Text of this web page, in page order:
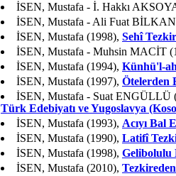
İSEN, Mustafa - İ. Hakkı
İSEN, Mustafa - Ali Fuat
İSEN, Mustafa (1998), Sehî
İSEN, Mustafa - Muhsin MACİT
İSEN, Mustafa (1994), Künhü'l-
İSEN, Mustafa (1997), Ötelerden
İSEN, Mustafa - Suat ENGÜLLÜ
Türk Edebiyatı ve Yugoslavya
İSEN, Mustafa (1993), Acıyı Bal
İSEN, Mustafa (1990), Latifî
İSEN, Mustafa (1998), Gelibolulu
İSEN, Mustafa (2010),